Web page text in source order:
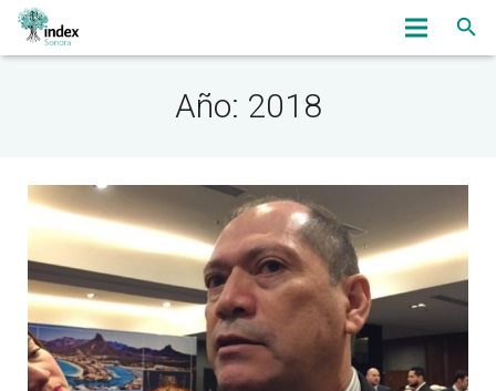
OmbudsWoman
Noticias
Eventos
Bolsa de Trabajo
Año: 2018